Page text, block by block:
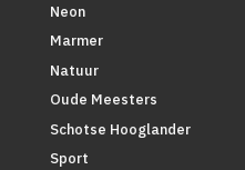
Neon
Marmer
Natuur
Oude Meesters
Schotse Hooglander
Sport